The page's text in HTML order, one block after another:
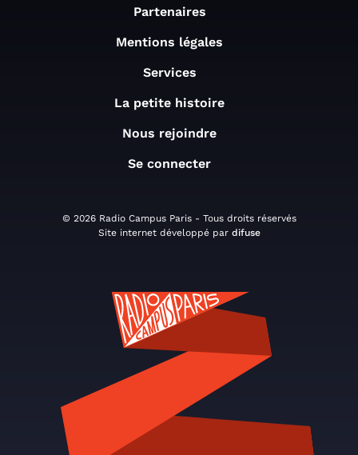
Partenaires
Mentions légales
Services
La petite histoire
Nous rejoindre
Se connecter
© 2026 Radio Campus Paris - Tous droits réservés
Site internet développé par difuse